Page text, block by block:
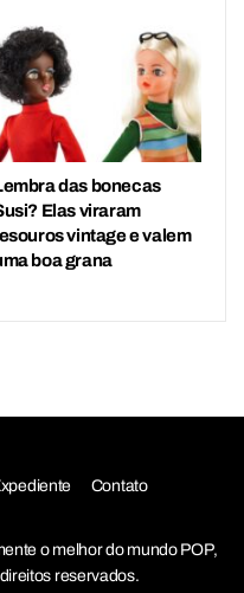
das bonecas
Elas viraram
vintage e valem
boa grana
Contato
o melhor do mundo POP,
reservados.